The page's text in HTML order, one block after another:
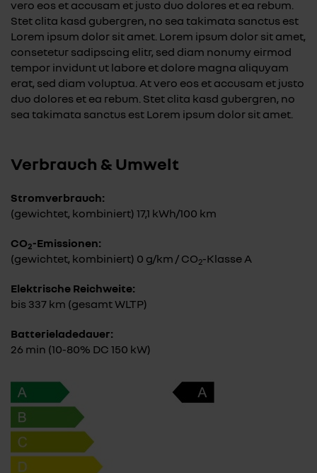
vero eos et accusam et justo duo dolores et ea rebum.
Stet clita kasd gubergren, no sea takimata sanctus est
Lorem ipsum dolor sit amet. Lorem ipsum dolor sit amet,
consetetur sadipscing elitr, sed diam nonumy eirmod
tempor invidunt ut labore et dolore magna aliquyam
erat, sed diam voluptua. At vero eos et accusam et justo
duo dolores et ea rebum. Stet clita kasd gubergren, no
sea takimata sanctus est Lorem ipsum dolor sit amet.
Verbrauch & Umwelt
Stromverbrauch:
(gewichtet, kombiniert) 17,1 kWh/100 km
CO2-Emissionen:
(gewichtet, kombiniert) 0 g/km / CO2-Klasse A
Elektrische Reichweite:
bis 337 km (gesamt WLTP)
Batterieladedauer:
26 min (10-80% DC 150 kW)